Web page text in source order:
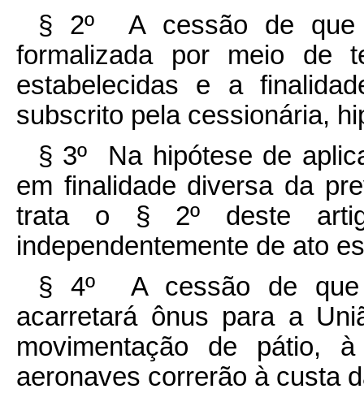
§ 2º A cessão de
formalizada por meio de
estabelecidas e a
subscrito pela cessionária,
§ 3º Na hipótese de
em finalidade diversa da
trata o § 2º deste
independentemente de ato
§ 4º A cessão de
acarretará ônus para a
movimentação de pátio,
aeronaves correrão à custa